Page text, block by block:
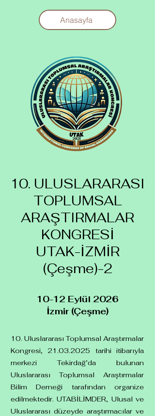
Anasayfa
10. ULUSLARARASI
TOPLUMSAL
ARAŞTIRMALAR
KONGRESİ
UTAK-İZMİR
(Çeşme)-2
10-12 Eylül 2026
İzmir (Çeşme)
10. Uluslararası Toplumsal Araştırmalar
Kongresi, 21.03.2025 tarihi itibarıyla
merkezi Tekirdağ’da bulunan
Uluslararası Toplumsal Araştırmalar
Bilim Derneği tarafından organize
edilmektedir. UTABİLİMDER, Ulusal ve
Uluslararası düzeyde araştırmacılar ve